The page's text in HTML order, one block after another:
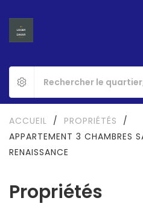
Propriétés
ACCUEIL / PROPRIÉTÉS
/
APPARTEMENT 3 CHAMBRES
RENAISSANCE